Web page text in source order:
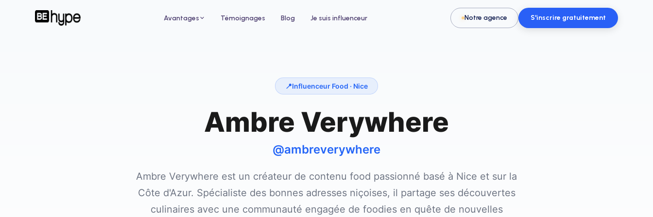
Avantages
Pour un hôtel
Augmentez votre taux d'occupation avec
des influenceurs voyage et lifestyle
Pour le bien-être
Développez votre clientèle en institut, spa
ou salon de coiffure
Témoignages Blog Je suis influenceur Notre agence S'inscrire gratuitement
📍Influenceur Food · Nice
Ambre Verywhere
@ambreverywhere
Ambre Verywhere est un créateur de contenu food passionné basé à Nice et sur la
Côte d'Azur. Spécialiste des bonnes adresses niçoises, il partage ses découvertes
culinaires avec une communauté engagée de foodies en quête de nouvelles